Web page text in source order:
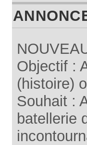
Objectif :
(histoire)
Souhait :
batellerie